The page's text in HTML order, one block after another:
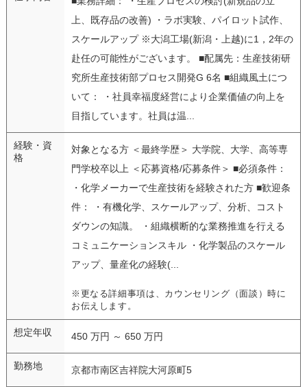
上、既存品の改善) ・ラボ実験、パイロット試作、
スケールアップ ※大潟工場(新潟・上越)に1，2年の
赴任の可能性がございます。 ■配属先：生産技術研
究所生産技術部プロセス開発G 6名 ■組織風土につ
いて： ・社員幸福度経営により企業価値の向上を
目指しています。社員は温...
経験・資
格
対象となる方 ＜最終学歴＞ 大学院、大学、高等専
門学校卒以上 ＜応募資格/応募条件＞ ■必須条件：
・化学メーカーで生産技術を経験された方 ■歓迎条
件： ・有機化学、スケールアップ、分析、コスト
ダウンの知識。 ・組織横断的な業務推進を行える
コミュニケーションスキル ・化学製品のスケール
アップ、量産化の経験(...
※更なる詳細事項は、カウンセリング（面談）時に
お伝えします。
想定年収 450 万円 ～ 650 万円
勤務地 京都市南区吉祥院大河原町5